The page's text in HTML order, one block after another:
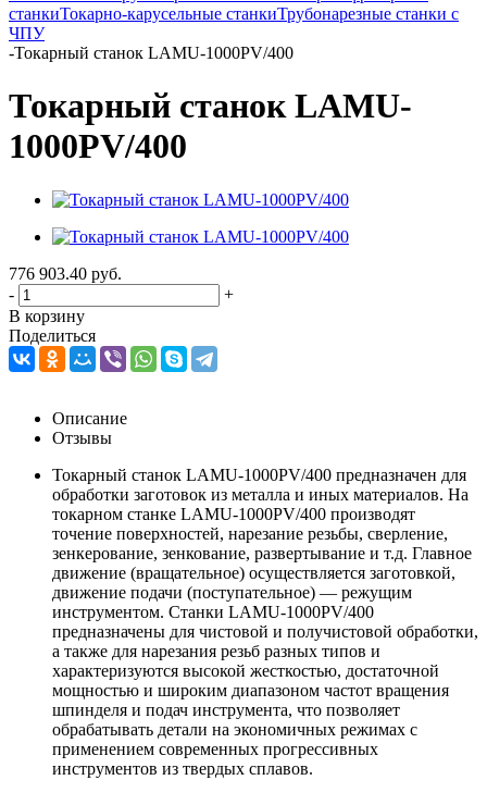
станкиТокарно-карусельные станкиТрубонарезные станки с
ЧПУ
-Токарный станок LAMU-1000PV/400
Токарный станок LAMU-
1000PV/400
776 903.40 руб.
-
+
В корзину
Поделиться
Описание
Отзывы
Токарный станок LAMU-1000PV/400 предназначен для
обработки заготовок из металла и иных материалов. На
токарном станке LAMU-1000PV/400 производят
точение поверхностей, нарезание резьбы, сверление,
зенкерование, зенкование, развертывание и т.д. Главное
движение (вращательное) осуществляется заготовкой,
движение подачи (поступательное) — режущим
инструментом. Станки LAMU-1000PV/400
предназначены для чистовой и получистовой обработки,
а также для нарезания резьб разных типов и
характеризуются высокой жесткостью, достаточной
мощностью и широким диапазоном частот вращения
шпинделя и подач инструмента, что позволяет
обрабатывать детали на экономичных режимах с
применением современных прогрессивных
инструментов из твердых сплавов.